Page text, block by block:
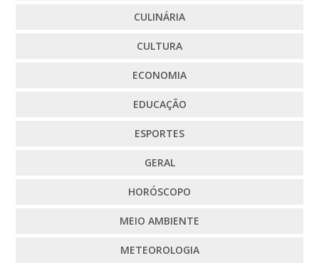
CULINÁRIA
CULTURA
ECONOMIA
EDUCAÇÃO
ESPORTES
GERAL
HORÓSCOPO
MEIO AMBIENTE
METEOROLOGIA